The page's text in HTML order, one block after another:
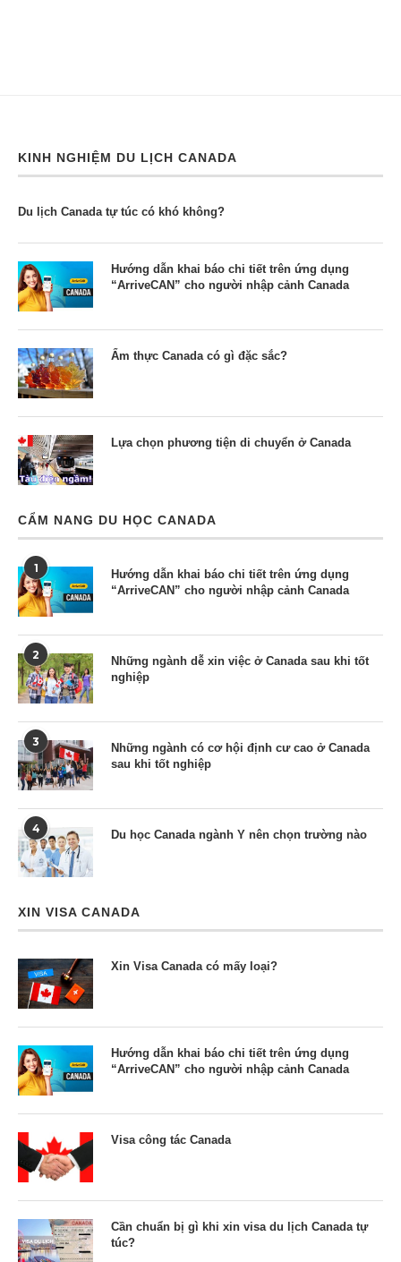
KINH NGHIỆM DU LỊCH CANADA
Du lịch Canada tự túc có khó không?
Hướng dẫn khai báo chi tiết trên ứng dụng
“ArriveCAN” cho người nhập cảnh Canada
Ẩm thực Canada có gì đặc sắc?
Lựa chọn phương tiện di chuyển ở Canada
CẨM NANG DU HỌC CANADA
1
Hướng dẫn khai báo chi tiết trên ứng dụng
“ArriveCAN” cho người nhập cảnh Canada
2
Những ngành dễ xin việc ở Canada sau khi tốt
nghiệp
3
Những ngành có cơ hội định cư cao ở Canada
sau khi tốt nghiệp
4
Du học Canada ngành Y nên chọn trường nào
XIN VISA CANADA
Xin Visa Canada có mấy loại?
Hướng dẫn khai báo chi tiết trên ứng dụng
“ArriveCAN” cho người nhập cảnh Canada
Visa công tác Canada
Cần chuẩn bị gì khi xin visa du lịch Canada tự
túc?